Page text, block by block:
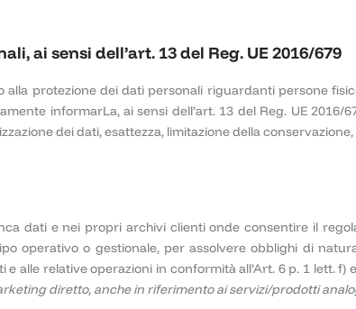
ai sensi dell’art. 13 del Reg. UE 2016/679
alla protezione dei dati personali riguardanti persone
informarLa, ai sensi dell’art. 13 del Reg. UE
dei dati, esattezza, limitazione della
dati e nei propri archivi clienti onde consentire il
operativo o gestionale, per assolvere obblighi di
alle relative operazioni in conformità all’Art. 6 p. 1 lett. f)
diretto, anche in riferimento ai servizi/prodotti